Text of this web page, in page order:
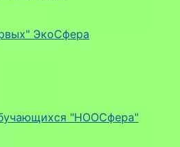
ЭкоСфера
"НООСфера"